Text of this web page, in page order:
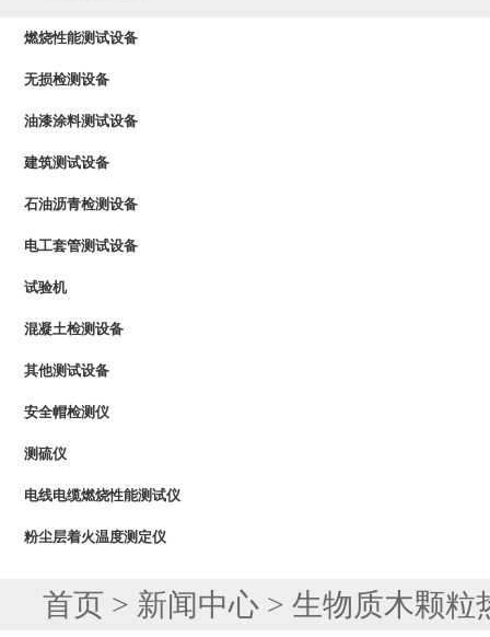
燃烧性能测试设备
无损检测设备
油漆涂料测试设备
建筑测试设备
石油沥青检测设备
电工套管测试设备
试验机
混凝土检测设备
其他测试设备
安全帽检测仪
测硫仪
电线电缆燃烧性能测试仪
粉尘层着火温度测定仪
首页 > 新闻中心 > 生物质木颗粒